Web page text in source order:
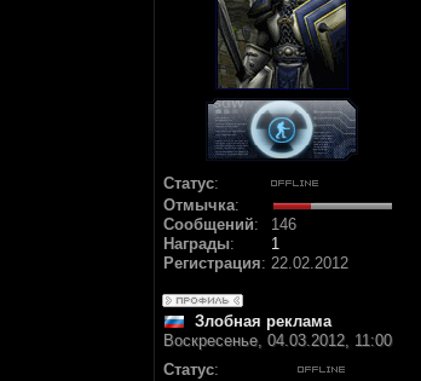
Статус:
Отмычка:
Сообщений:
146
Награды:
1
Регистрация: 22.02.2012
Злобная реклама
Воскресенье, 04.03.2012, 11:00
Статус: